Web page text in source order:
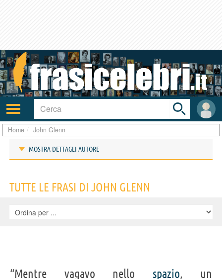
Attiva/disattiva
navigazione
User
area
Toggle
search
bar
Home John Glenn
MOSTRA DETTAGLI AUTORE
IDENTIKIT E DATI ANAGRAFICI
TUTTE LE FRASI DI JOHN GLENN
“Mentre vagavo nello spazio, un